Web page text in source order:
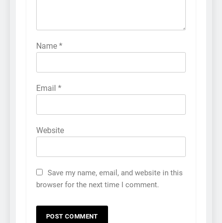
Name *
Email *
Website
Save my name, email, and website in this
browser for the next time I comment.